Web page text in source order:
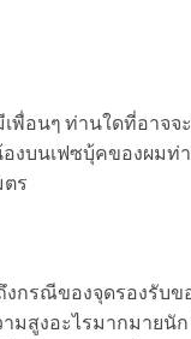
พื่อนๆ ท่านใดที่อาจ
งบนเฟซบุ้คของผม
ร
กรณีของจุดรองรับ
ามสูงอะไรมากมาย